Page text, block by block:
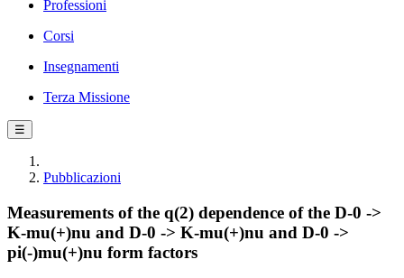
Professioni
Corsi
Insegnamenti
Terza Missione
☰
Pubblicazioni
Measurements of the q(2) dependence of the D-0 ->
K-mu(+)nu and D-0 -> K-mu(+)nu and D-0 ->
pi(-)mu(+)nu form factors